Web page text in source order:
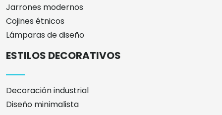
Jarrones modernos
Cojines étnicos
Lámparas de diseño
ESTILOS DECORATIVOS
Decoración industrial
Diseño minimalista